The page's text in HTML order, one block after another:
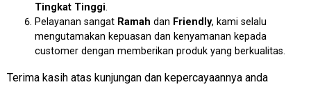
Tingkat Tinggi.
Pelayanan sangat Ramah dan Friendly, kami selalu
mengutamakan kepuasan dan kenyamanan kepada
customer dengan memberikan produk yang berkualitas.
Terima kasih atas kunjungan dan kepercayaannya anda